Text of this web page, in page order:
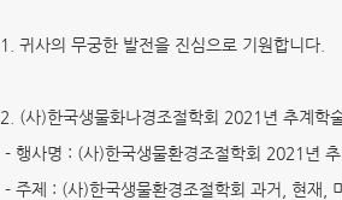
1. 귀사의 무궁한 발전을 진심으로 기원합니다.
2. (사)한국생물화나경조절학회 2021년 추계학
- 행사명 : (사)한국생물환경조절학회 2021년 추
- 주제 : (사)한국생물환경조절학회 과거, 현재,